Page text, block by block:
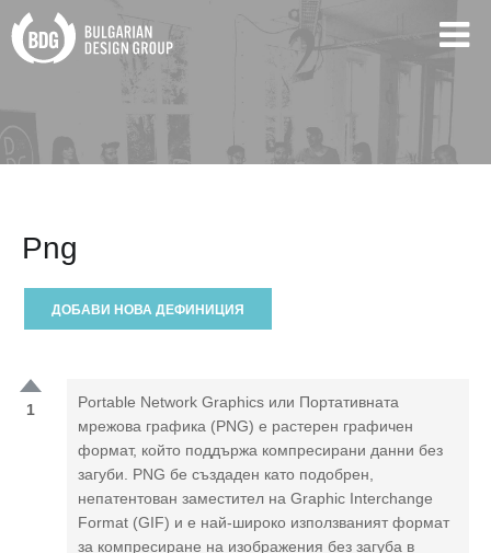
Png
ДОБАВИ НОВА ДЕФИНИЦИЯ
1
Portable Network Graphics или Портативната
мрежова графика (PNG) е растерен графичен
формат, който поддържа компресирани данни без
загуби. PNG бе създаден като подобрен,
непатентован заместител на Graphic Interchange
Format (GIF) и е най-широко използваният формат
за компресиране на изображения без загуба в